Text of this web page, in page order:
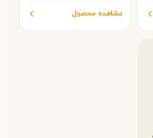
مشاهده سریع
مشاهده محصول